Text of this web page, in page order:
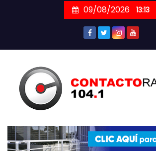
09/08/2026 13:13